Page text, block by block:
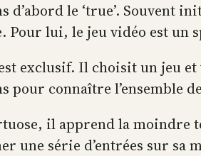
d’abord le ‘true’. Souvent
Pour lui, le jeu vidéo est un
est exclusif. Il choisit un jeu
pour connaître l’ensemble
il apprend la moindre
une série d’entrées sur